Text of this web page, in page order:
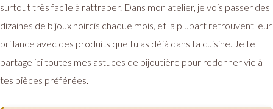
surtout très facile à rattraper. Dans mon atelier, je vois passer des
dizaines de bijoux noircis chaque mois, et la plupart retrouvent leur
brillance avec des produits que tu as déjà dans ta cuisine. Je te
partage ici toutes mes astuces de bijoutière pour redonner vie à
tes pièces préférées.